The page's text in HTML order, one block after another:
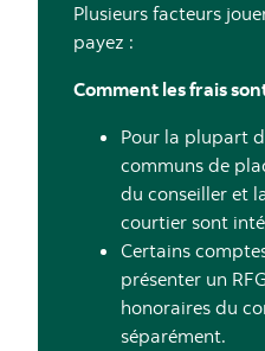
Plusieurs facteurs
payez :
Comment les frais
Pour la plupart
communs de
du conseiller et
courtier sont
Certains
présenter un
honoraires du
séparément.